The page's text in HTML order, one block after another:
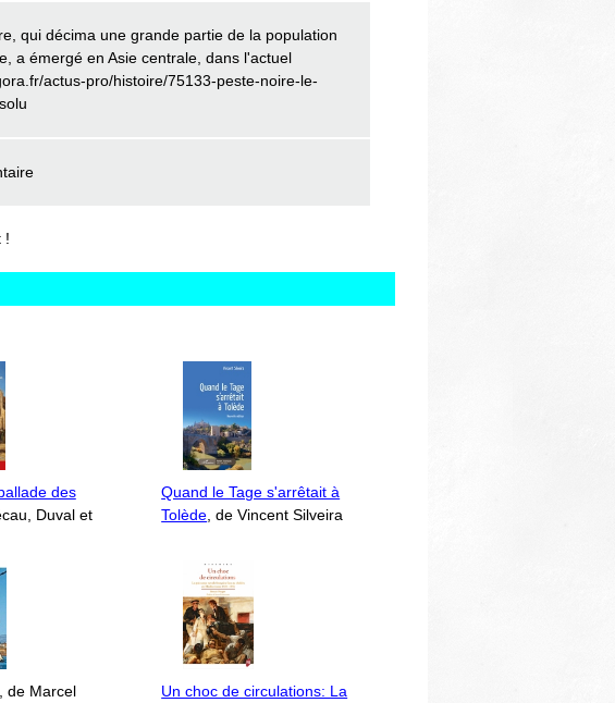
qui décima une grande partie de la population
a émergé en Asie centrale, dans l'actuel
actus-pro/histoire/75133-peste-noire-le-
!
des
Duval et
Quand le Tage s'arrêtait à
Tolède , de Vincent Silveira
de Marcel
Un choc de circulations: La